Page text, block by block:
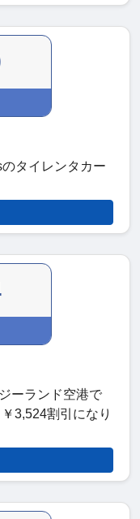
タイレンタカー
ーランド空港で
3,524割引になり